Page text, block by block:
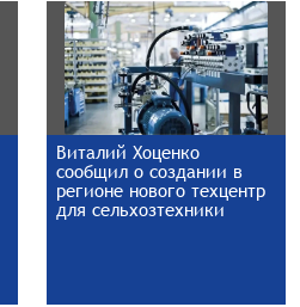
Виталий Хоценко
сообщил о создании в
регионе нового техцентр
для cельхозтехники